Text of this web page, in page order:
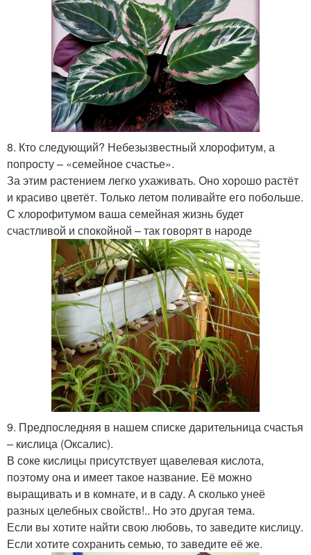
8. Кто следующий? Небезызвестный хлорофитум, а
попросту – «семейное счастье».
За этим растением легко ухаживать. Оно хорошо растёт
и красиво цветёт. Только летом поливайте его побольше.
С хлорофитумом ваша семейная жизнь будет
счастливой и спокойной – так говорят в народе
9. Предпоследняя в нашем списке дарительница счастья
– кислица (Оксалис).
В соке кислицы присутствует щавелевая кислота,
поэтому она и имеет такое название. Её можно
выращивать и в комнате, и в саду. А сколько унеё
разных целебных свойств!.. Но это другая тема.
Если вы хотите найти свою любовь, то заведите кислицу.
Если хотите сохранить семью, то заведите её же.